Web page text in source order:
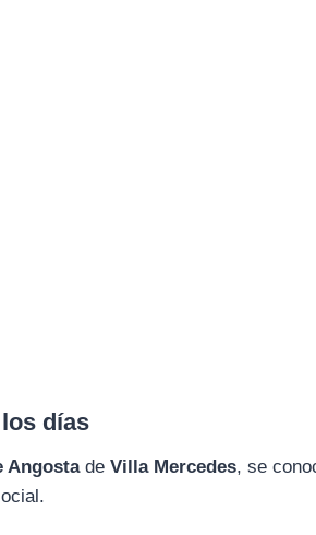
días
AngostadeVilla Mercedes, se